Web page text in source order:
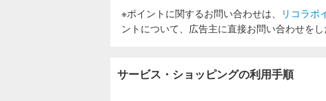
※ポイントに関するお問い合わせは、
リコラポ
ントについて、広告主に直接お問い合わせを
サービス・ショッピングの利用手順